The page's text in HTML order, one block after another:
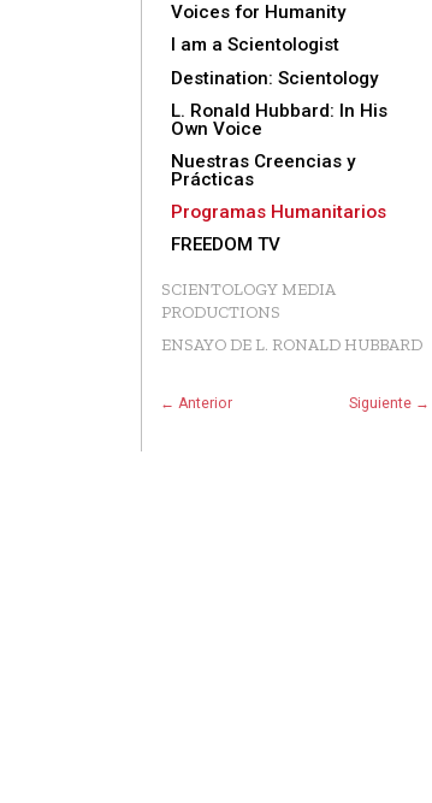
Voices for Humanity
I am a Scientologist
Destination: Scientology
L. Ronald Hubbard: In His
Own Voice
Nuestras Creencias y
Prácticas
Programas Humanitarios
FREEDOM TV
SCIENTOLOGY MEDIA
PRODUCTIONS
ENSAYO DE L. RONALD HUBBARD
← Anterior Siguiente →